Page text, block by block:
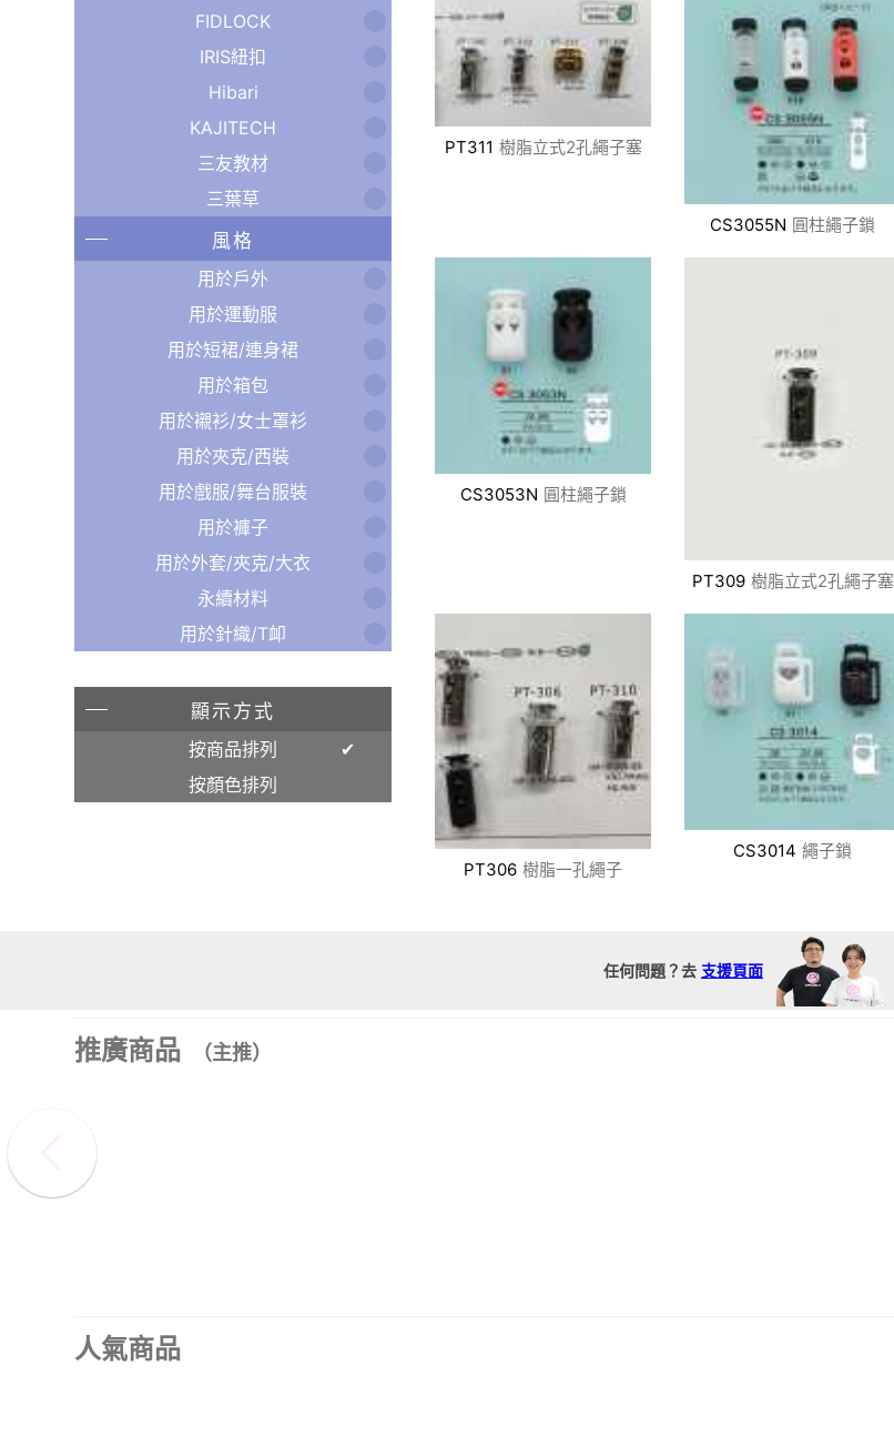
FIDLOCK
IRIS紐扣
Hibari
KAJITECH
三友教材
三葉草
風格
用於戶外
用於運動服
用於短裙/連身裙
用於箱包
用於襯衫/女士罩衫
用於夾克/西裝
用於戲服/舞台服裝
用於褲子
用於外套/夾克/大衣
永續材料
用於針織/T卹
顯示方式
按商品排列
按顏色排列
PT311 樹脂立式2孔繩子塞
CS3055N 圓柱繩子鎖
CS3053N 圓柱繩子鎖
PT309 樹脂立式2孔繩子塞
PT306 樹脂一孔繩子
CS3014 繩子鎖
任何問題？去 支援頁面
推廣商品 （主推）
人氣商品